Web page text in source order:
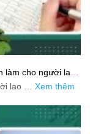
cho người lao
lao … Xem thêm